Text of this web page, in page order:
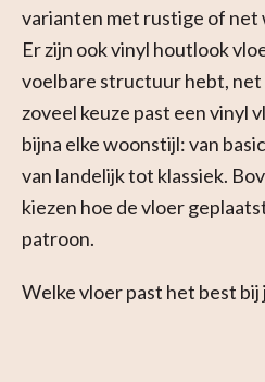
varianten met rustige of net
Er zijn ook vinyl houtlook
voelbare structuur hebt,
zoveel keuze past een vinyl
bijna elke woonstijl: van
van landelijk tot klassiek.
kiezen hoe de vloer
patroon.
Welke vloer past het best bij